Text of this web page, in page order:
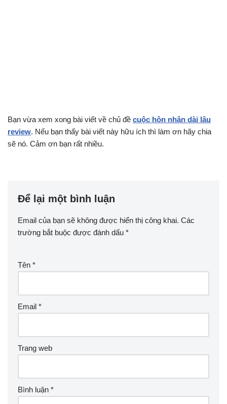
Bạn vừa xem xong bài viết về chủ đề cuộc hôn nhân dài lâu
review. Nếu bạn thấy bài viết này hữu ích thì làm ơn hãy chia
sẽ nó. Cảm ơn bạn rất nhiều.
Để lại một bình luận
Email của bạn sẽ không được hiển thị công khai. Các
trường bắt buộc được đánh dấu *
Tên *
Email *
Trang web
Bình luận *